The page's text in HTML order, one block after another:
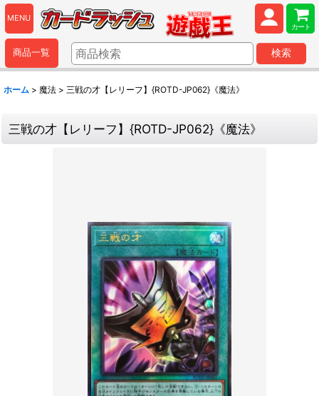
MENU
カート
商品一覧 検索
ホーム > 魔法 > 三戦の才【レリーフ】{ROTD-JP062}《魔法》
三戦の才【レリーフ】{ROTD-JP062}《魔法》